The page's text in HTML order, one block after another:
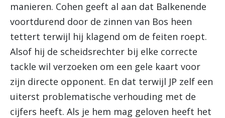
manieren. Cohen geeft al aan dat Balkenende
voortdurend door de zinnen van Bos heen
tettert terwijl hij klagend om de feiten roept.
Alsof hij de scheidsrechter bij elke correcte
tackle wil verzoeken om een gele kaart voor
zijn directe opponent. En dat terwijl JP zelf een
uiterst problematische verhouding met de
cijfers heeft. Als je hem mag geloven heeft het